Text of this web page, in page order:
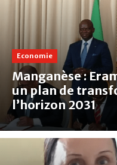
Economie
Manganèse :
un plan de
l’horizon 2031